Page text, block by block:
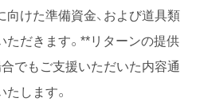
けた準備資金、および道具類
だきます。**リターンの提供
でもご支援いただいた内容通
します。